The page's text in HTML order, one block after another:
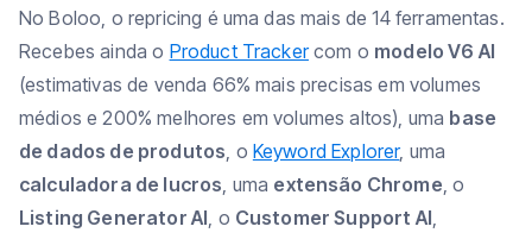
No Boloo, o repricing é uma das mais de 14 ferramentas.
Recebes ainda o Product Trackercom o modelo V6 AI
(estimativas de venda 66% mais precisas em volumes
médios e 200% melhores em volumes altos), uma base
de dados de produtos, o Keyword Explorer, uma
calculadora de lucros, uma extensão Chrome, o
Listing Generator AI, o Customer Support AI,